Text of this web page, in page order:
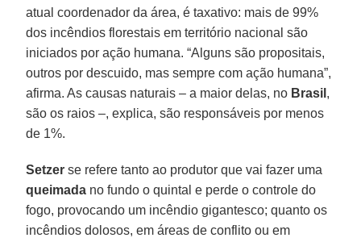
atual coordenador da área, é taxativo: mais de 99%
dos incêndios florestais em território nacional são
iniciados por ação humana. “Alguns são propositais,
outros por descuido, mas sempre com ação humana”,
afirma. As causas naturais – a maior delas, no Brasil ,
são os raios –, explica, são responsáveis por menos
de 1%.
Setzer se refere tanto ao produtor que vai fazer uma
queimada no fundo o quintal e perde o controle do
fogo, provocando um incêndio gigantesco; quanto os
incêndios dolosos, em áreas de conflito ou em